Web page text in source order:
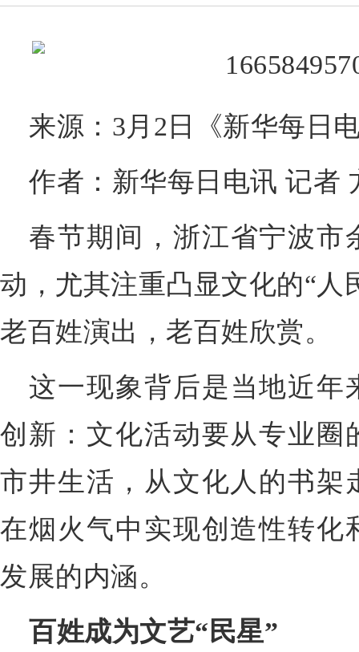
来源：3月2日《新华每日
作者：新华每日电讯 记者
春节期间，浙江省宁波市
动，尤其注重凸显文化的“人
老百姓演出，老百姓欣赏。
这一现象背后是当地近年
创新：文化活动要从专业圈
市井生活，从文化人的书架
在烟火气中实现创造性转化
发展的内涵。
百姓成为文艺“民星”